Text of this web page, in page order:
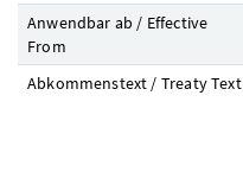
Anwendbar ab / Effective
From
Abkommenstext / Treaty Text